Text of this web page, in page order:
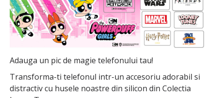
Adauga un pic de magie telefonului tau!
Transforma-ti telefonul intr-un accesoriu adorabil si
distractiv cu husele noastre din silicon din Colectia